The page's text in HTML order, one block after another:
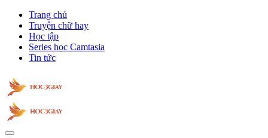
Trang chủ
Truyện chữ hay
Học tập
Series học Camtasia
Tin tức